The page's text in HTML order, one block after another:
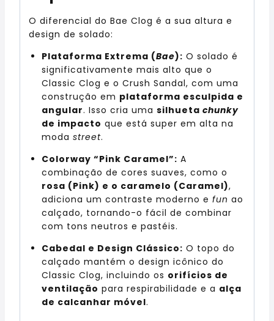
O diferencial do Bae Clog é a sua altura e
design de solado:
Plataforma Extrema (Bae): O solado é
significativamente mais alto que o
Classic Clog e o Crush Sandal, com uma
construção em plataforma esculpida e
angular. Isso cria uma silhueta chunky
de impacto que está super em alta na
moda street.
Colorway “Pink Caramel”: A
combinação de cores suaves, como o
rosa (Pink) e o caramelo (Caramel),
adiciona um contraste moderno e fun ao
calçado, tornando-o fácil de combinar
com tons neutros e pastéis.
Cabedal e Design Clássico: O topo do
calçado mantém o design icônico do
Classic Clog, incluindo os orifícios de
ventilação para respirabilidade e a alça
de calcanhar móvel.